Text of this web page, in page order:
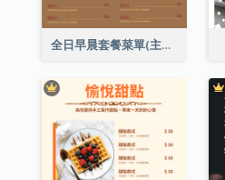
全日早晨套餐菜單(主食及餐飲)